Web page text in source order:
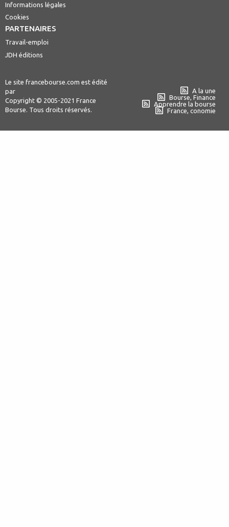
Informations légales
Cookies
PARTENAIRES
Travail-emploi
JDH éditions
Le site francebourse.com est édité
par
Copyright © 2005-2021 France
Bourse. Tous droits réservés.
A la une
Bourse, Finance
Apprendre la bourse
France, conomie